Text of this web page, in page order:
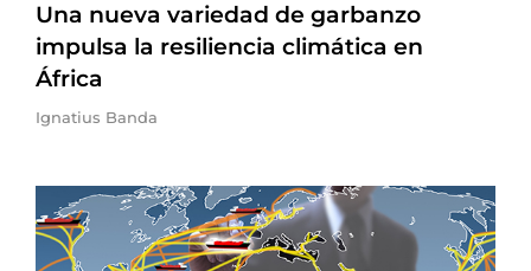
Una nueva variedad de garbanzo
impulsa la resiliencia climática en
África
Ignatius Banda